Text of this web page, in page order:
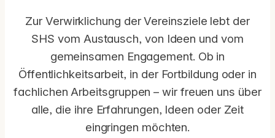
Zur Verwirklichung der Vereinsziele lebt der
SHS vom Austausch, von Ideen und vom
gemeinsamen Engagement. Ob in
Öffentlichkeitsarbeit, in der Fortbildung oder in
fachlichen Arbeitsgruppen – wir freuen uns über
alle, die ihre Erfahrungen, Ideen oder Zeit
eingringen möchten.